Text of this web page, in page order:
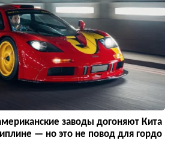
заводы догоняют Кита
— но это не повод для гордо